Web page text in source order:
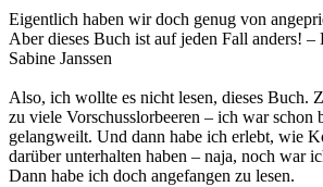
Eigentlich haben wir doch genug von
Aber dieses Buch ist auf jeden Fall anders!
Sabine Janssen
Also, ich wollte es nicht lesen, dieses Buch.
zu viele Vorschusslorbeeren – ich war schon
gelangweilt. Und dann habe ich erlebt, wie
darüber unterhalten haben – naja, noch war
Dann habe ich doch angefangen zu lesen.